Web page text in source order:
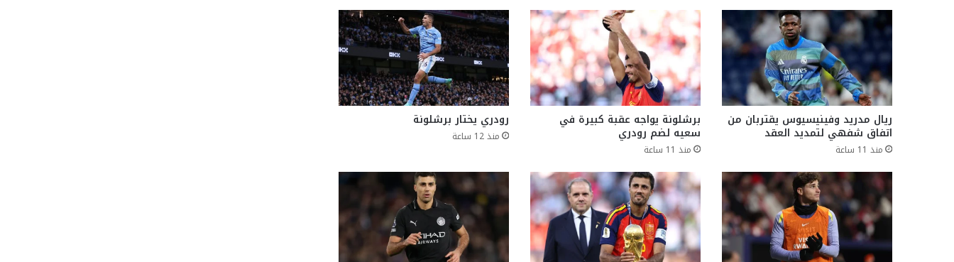
ريال مدريد وفينيسيوس يقتربان من
اتفاق شفهي لتمديد العقد
منذ 11 ساعة
برشلونة يواجه عقبة كبيرة في
سعيه لضم رودري
منذ 11 ساعة
رودري يختار برشلونة
منذ 12 ساعة